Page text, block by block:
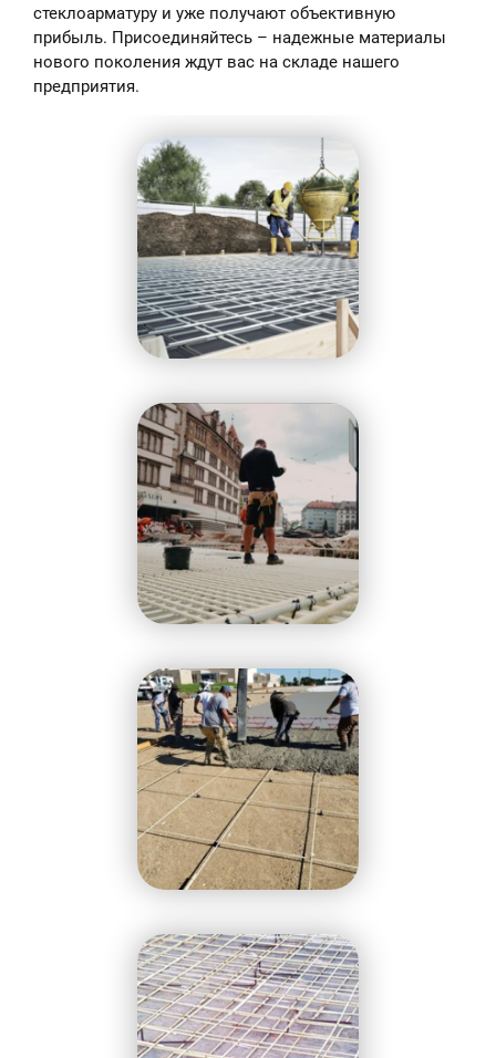
стеклоарматуру и уже получают объективную
прибыль. Присоединяйтесь – надежные материалы
нового поколения ждут вас на складе нашего
предприятия.